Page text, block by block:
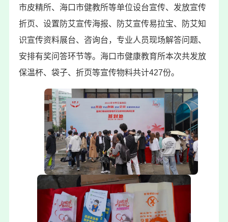
市皮精所、海口市健教所等单位设台宣传、发放宣传
折页、设置防艾宣传海报、防艾宣传易拉宝、防艾知
识宣传资料展台、咨询台，专业人员现场解答问题、
安排有奖问答环节等。海口市健康教育所本次共发放
保温杯、袋子、折页等宣传物料共计427份。